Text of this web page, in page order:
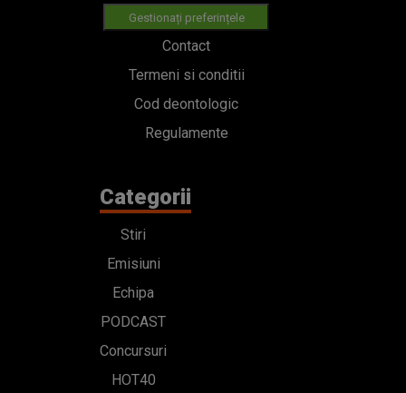
Gestionați preferințele
Contact
Termeni si conditii
Cod deontologic
Regulamente
Categorii
Stiri
Emisiuni
Echipa
PODCAST
Concursuri
HOT40